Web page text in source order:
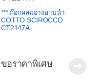
*** ก๊อกผสมอ่างอาบน้ำ
COTTO SCIROCCO
CT2147A
ขอราคาพิเศษ